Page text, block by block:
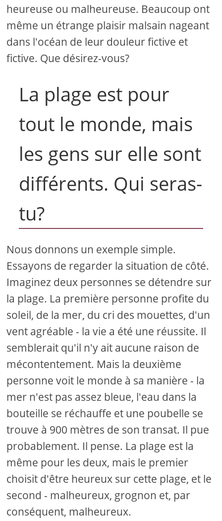
heureuse ou malheureuse. Beaucoup ont
même un étrange plaisir malsain nageant
dans l'océan de leur douleur fictive et
fictive. Que désirez-vous?
La plage est pour
tout le monde, mais
les gens sur elle sont
différents. Qui seras-
tu?
Nous donnons un exemple simple.
Essayons de regarder la situation de côté.
Imaginez deux personnes se détendre sur
la plage. La première personne profite du
soleil, de la mer, du cri des mouettes, d'un
vent agréable - la vie a été une réussite. Il
semblerait qu'il n'y ait aucune raison de
mécontentement. Mais la deuxième
personne voit le monde à sa manière - la
mer n'est pas assez bleue, l'eau dans la
bouteille se réchauffe et une poubelle se
trouve à 900 mètres de son transat. Il pue
probablement. Il pense. La plage est la
même pour les deux, mais le premier
choisit d'être heureux sur cette plage, et le
second - malheureux, grognon et, par
conséquent, malheureux.